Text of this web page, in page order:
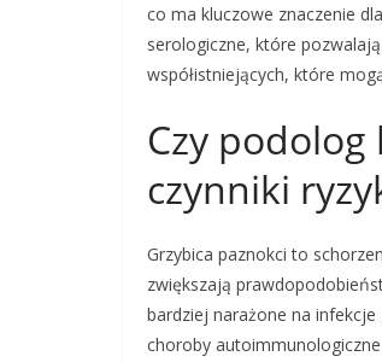
co ma kluczowe znaczenie
serologiczne, które
współistniejących, które
Czy podolog
czynniki
Grzybica paznokci to
zwiększają
bardziej narażone na
choroby